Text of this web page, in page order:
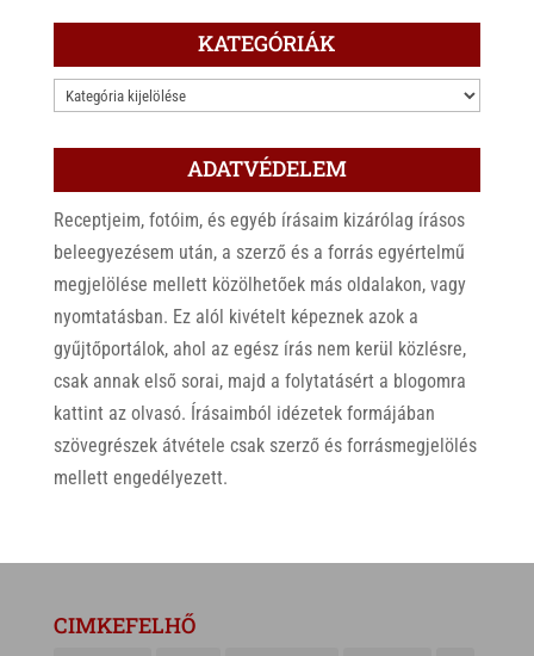
KATEGÓRIÁK
KATEGÓRIÁK
ADATVÉDELEM
Receptjeim, fotóim, és egyéb írásaim kizárólag írásos
beleegyezésem után, a szerző és a forrás egyértelmű
megjelölése mellett közölhetőek más oldalakon, vagy
nyomtatásban. Ez alól kivételt képeznek azok a
gyűjtőportálok, ahol az egész írás nem kerül közlésre,
csak annak első sorai, majd a folytatásért a blogomra
kattint az olvasó. Írásaimból idézetek formájában
szövegrészek átvétele csak szerző és forrásmegjelölés
mellett engedélyezett.
CIMKEFELHŐ